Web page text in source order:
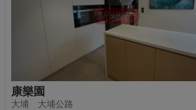
康樂園
大埔 大埔公路